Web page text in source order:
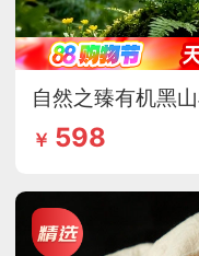
自然之臻有机黑
￥ 598